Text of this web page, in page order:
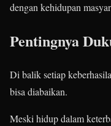
dengan kehidupan
Pentingnya
Di balik setiap
bisa diabaikan.
Meski hidup dalam